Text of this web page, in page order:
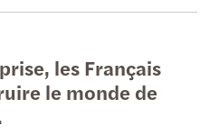
les Français
le monde de